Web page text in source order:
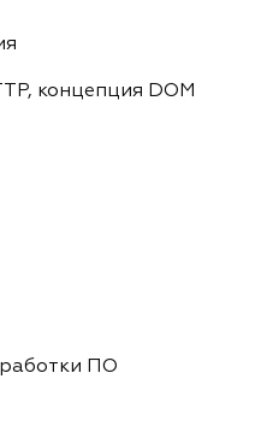
концепция DOM
ПО